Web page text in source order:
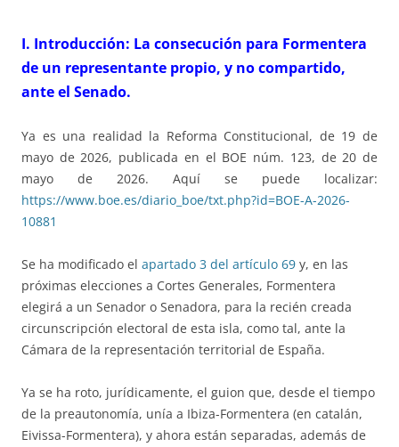
I. Introducción: La consecución para Formentera
de un representante propio, y no compartido,
ante el Senado.
Ya es una realidad la Reforma Constitucional, de 19 de
mayo de 2026, publicada en el BOE núm. 123, de 20 de
mayo de 2026. Aquí se puede localizar:
https://www.boe.es/diario_boe/txt.php?id=BOE-A-2026-
10881
Se ha modificado el apartado 3 del artículo 69 y, en las
próximas elecciones a Cortes Generales, Formentera
elegirá a un Senador o Senadora, para la recién creada
circunscripción electoral de esta isla, como tal, ante la
Cámara de la representación territorial de España.
Ya se ha roto, jurídicamente, el guion que, desde el tiempo
de la preautonomía, unía a Ibiza-Formentera (en catalán,
Eivissa-Formentera), y ahora están separadas, además de